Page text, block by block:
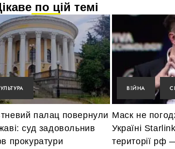
по цій темі
палац повернули
суд задовольнив
прокуратури
ВІЙНА
Маск не
Україні
території рф